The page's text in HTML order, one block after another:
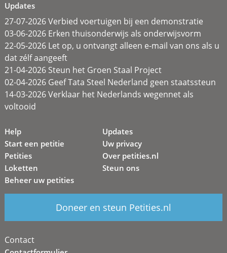
Updates
27-07-2026 Verbied voertuigen bij een demonstratie
03-06-2026 Erken thuisonderwijs als onderwijsvorm
22-05-2026 Let op, u ontvangt alleen e-mail van ons als u
dat zélf aangeeft
21-04-2026 Steun het Groen Staal Project
02-04-2026 Geef Tata Steel Nederland geen staatssteun
14-03-2026 Verklaar het Nederlands wegennet als
voltooid
Help
Start een petitie
Petities
Loketten
Beheer uw petities
Updates
Uw privacy
Over petities.nl
Steun ons
Doneer en steun Petities.nl
Contact